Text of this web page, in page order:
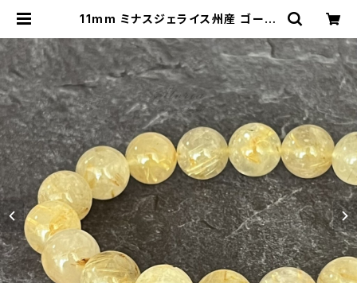
11mm ミナスジェライス州産 ゴール
別済み・画像現物・RT05】 | storia